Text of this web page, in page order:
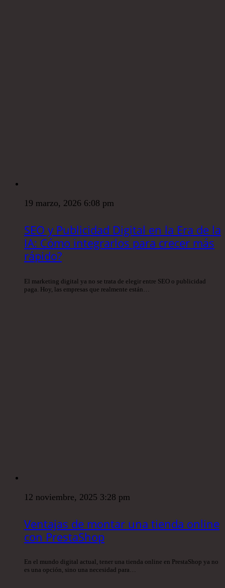
19 marzo, 2026 6:08 pm
SEO y Publicidad Digital en la Era de la
IA: Cómo integrarlos para crecer más
rápido?
El marketing digital ya no se trata de elegir entre SEO o publicidad
paga. Hoy, las empresas que realmente están…
12 noviembre, 2025 3:28 pm
Ventajas de montar una tienda online
con PrestaShop
En el mundo digital actual, tener una tienda online en PrestaShop ya no
es una opción, sino una necesidad para…